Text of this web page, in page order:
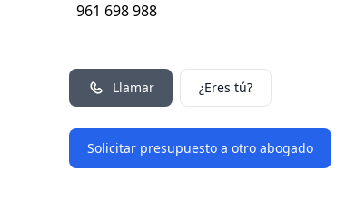
961 698 988
Llamar ¿Eres tú?
Solicitar presupuesto a otro abogado